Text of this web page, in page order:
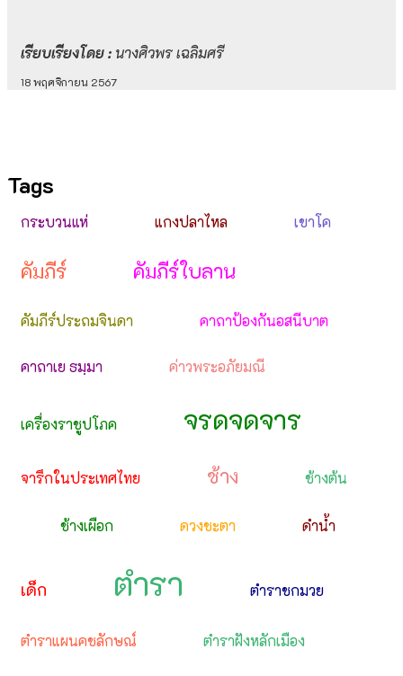
เรียบเรียงโดย : นางศิวพร เฉลิมศรี
18 พฤศจิกายน 2567
Tags
กระบวนแห่ แกงปลาไหล เขาโค
คัมภีร์ คัมภีร์ใบลาน
คัมภีร์ประถมจินดา คาถาป้องกันอสนีบาต
คาถาเย ธมฺมา ค่าวพระอภัยมณี
เครื่องราชูปโภค จรดจดจาร
จารึกในประเทศไทย ช้าง ช้างต้น
ช้างเผือก ดวงชะตา ดำน้ำ
เด็ก ตำรา ตำราชกมวย
ตำราแผนคชลักษณ์ ตำราฝังหลักเมือง